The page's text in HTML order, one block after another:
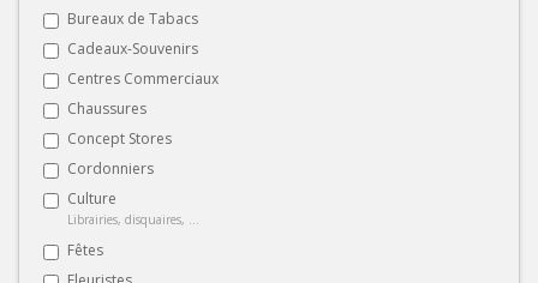
Bureaux de Tabacs
Cadeaux-Souvenirs
Centres Commerciaux
Chaussures
Concept Stores
Cordonniers
Culture
Librairies, disquaires, ...
Fêtes